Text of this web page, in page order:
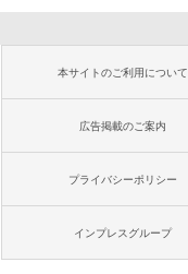
本サイトのご利用について
広告掲載のご案内
プライバシーポリシー
インプレスグループ